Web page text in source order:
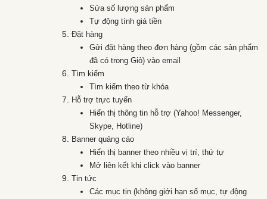
Sửa số lượng sản phẩm
Tự động tính giá tiền
Đặt hàng
Gửi đặt hàng theo đơn hàng (gồm các sản phẩm
đã có trong Giỏ) vào email
Tìm kiếm
Tìm kiếm theo từ khóa
Hỗ trợ trực tuyến
Hiển thị thông tin hỗ trợ (Yahoo! Messenger,
Skype, Hotline)
Banner quảng cáo
Hiển thị banner theo nhiều vị trí, thứ tự
Mở liên kết khi click vào banner
Tin tức
Các mục tin (không giới hạn số mục, tự động